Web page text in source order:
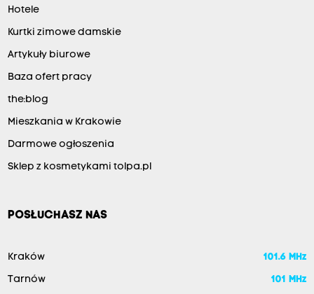
Hotele
Kurtki zimowe damskie
Artykuły biurowe
Baza ofert pracy
the:blog
Mieszkania w Krakowie
Darmowe ogłoszenia
Sklep z kosmetykami tolpa.pl
POSŁUCHASZ NAS
Kraków 101.6 MHz
Tarnów 101 MHz